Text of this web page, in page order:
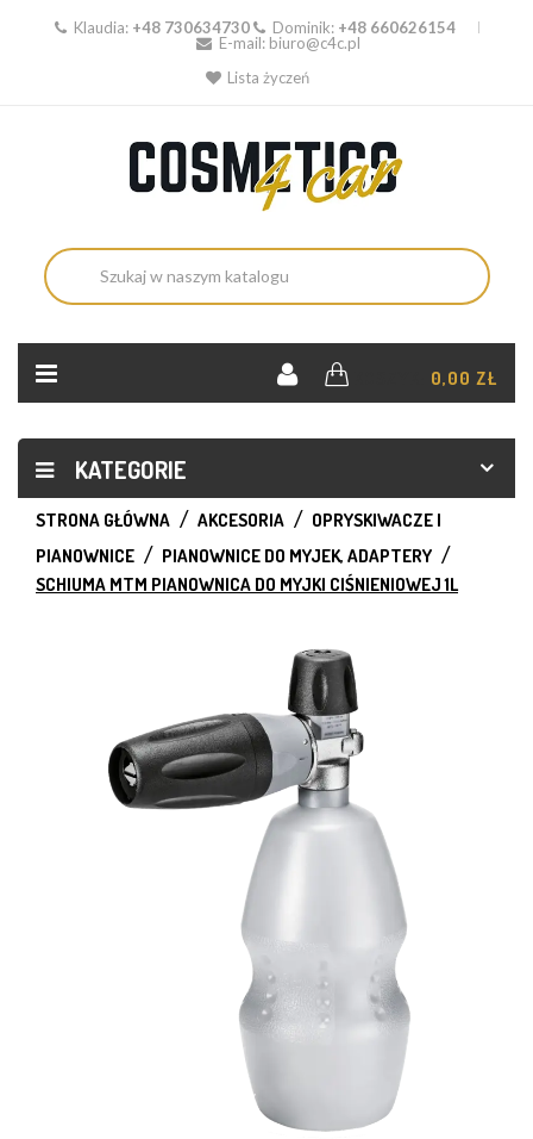
Klaudia: +48 730634730 Dominik: +48 660626154
E-mail: biuro@c4c.pl
Lista życzeń
0,00 ZŁ
KATEGORIE
STRONA GŁÓWNA AKCESORIA
OPRYSKIWACZE I
PIANOWNICE
PIANOWNICE DO MYJEK, ADAPTERY
SCHIUMA MTM PIANOWNICA DO MYJKI CIŚNIENIOWEJ 1L